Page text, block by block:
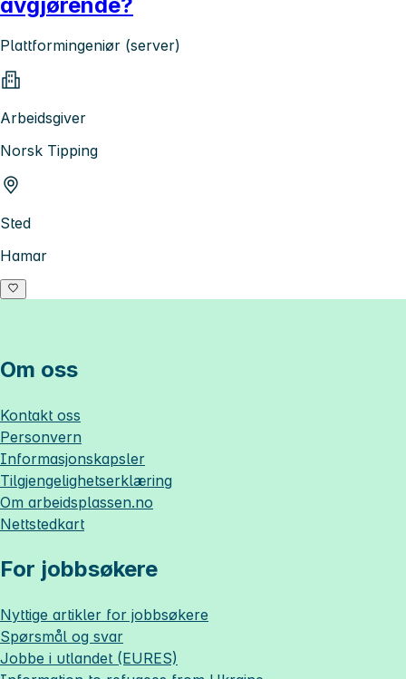
Plattformingeniør (server)
Arbeidsgiver
Norsk Tipping
Sted
Hamar
Om oss
Kontakt oss
Personvern
Informasjonskapsler
Tilgjengelighetserklæring
Om arbeidsplassen.no
Nettstedkart
For jobbsøkere
Nyttige artikler for jobbsøkere
Spørsmål og svar
Jobbe i utlandet (EURES)